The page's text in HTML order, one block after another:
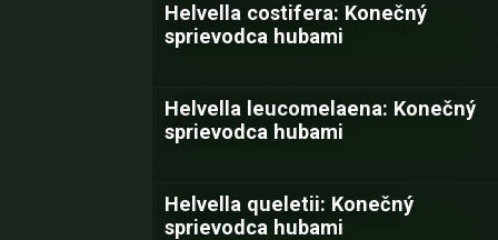
Helvella costifera: Konečný
sprievodca hubami
Helvella leucomelaena: Konečný
sprievodca hubami
Helvella queletii: Konečný
sprievodca hubami